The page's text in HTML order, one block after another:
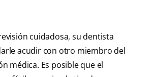
cuidadosa, su dentista
acudir con otro miembro del
médica. Es posible que el